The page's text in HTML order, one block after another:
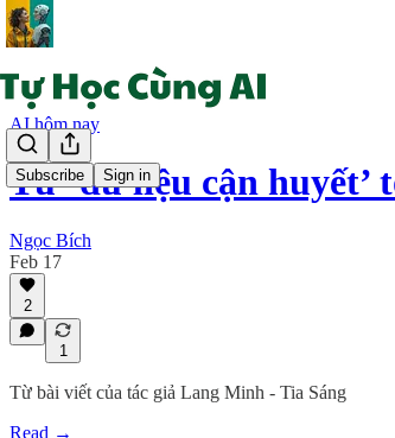
Subscribe Sign in
AI hôm nay
Từ ‘dữ liệu cận
Ngọc Bích
Feb 17
2
1
Từ bài viết của tác giả Lang Minh - Tia Sáng
Read →